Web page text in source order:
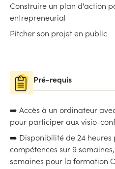
Construire un plan d'action
entrepreneurial
Pitcher son projet en public
Pré-requis
➡️ Accès à un ordinateur
pour participer aux visio-
➡️ Disponibilité de 24 heures
compétences sur 9
semaines pour la formation